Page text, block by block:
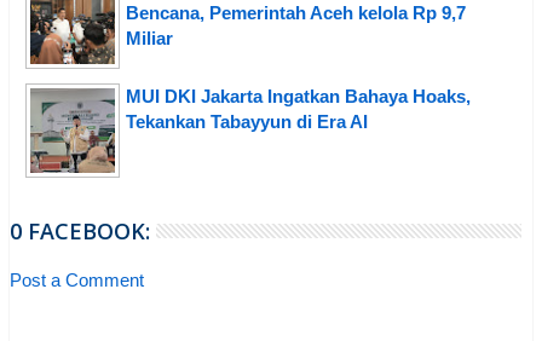
Bencana, Pemerintah Aceh kelola Rp 9,7
Miliar
MUI DKI Jakarta Ingatkan Bahaya Hoaks,
Tekankan Tabayyun di Era AI
0 FACEBOOK:
Post a Comment